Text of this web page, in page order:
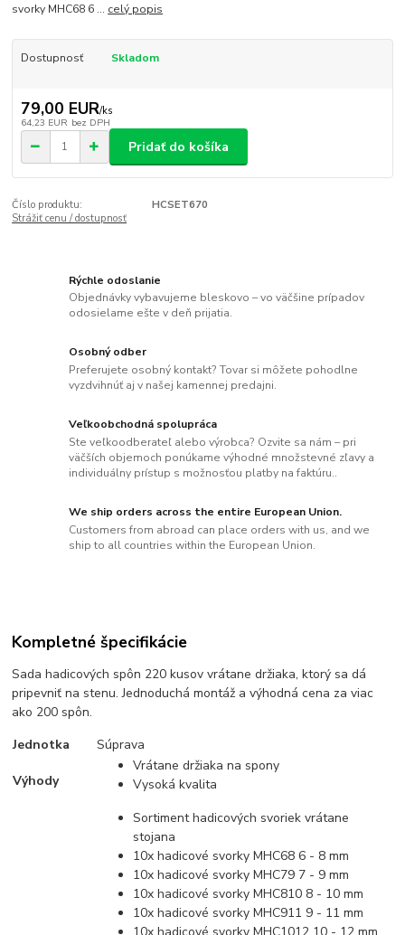
svorky MHC68 6 ... celý popis
Dostupnosť Skladom
79,00 EUR/ks
64,23 EUR bez DPH
Pridať do košíka
Číslo produktu:
HCSET670
Strážiť cenu / dostupnosť
Rýchle odoslanie
Objednávky vybavujeme bleskovo – vo väčšine prípadov
odosielame ešte v deň prijatia.
Osobný odber
Preferujete osobný kontakt? Tovar si môžete pohodlne
vyzdvihnúť aj v našej kamennej predajni.
Veľkoobchodná spolupráca
Ste veľkoodberateľ alebo výrobca? Ozvite sa nám – pri
väčších objemoch ponúkame výhodné množstevné zľavy a
individuálny prístup s možnosťou platby na faktúru..
We ship orders across the entire European Union.
Customers from abroad can place orders with us, and we
ship to all countries within the European Union.
Kompletné špecifikácie
Sada hadicových spôn 220 kusov vrátane držiaka, ktorý sa dá
pripevniť na stenu. Jednoduchá montáž a výhodná cena za viac
ako 200 spôn.
Jednotka
Súprava
Výhody
Vrátane držiaka na spony
Vysoká kvalita
Sortiment hadicových svoriek vrátane
stojana
10x hadicové svorky MHC68 6 - 8 mm
10x hadicové svorky MHC79 7 - 9 mm
10x hadicové svorky MHC810 8 - 10 mm
10x hadicové svorky MHC911 9 - 11 mm